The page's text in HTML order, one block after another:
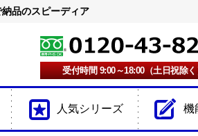
品のスピーディア
受付時間 9:00～18:00（土日祝除く
人気シリーズ 機